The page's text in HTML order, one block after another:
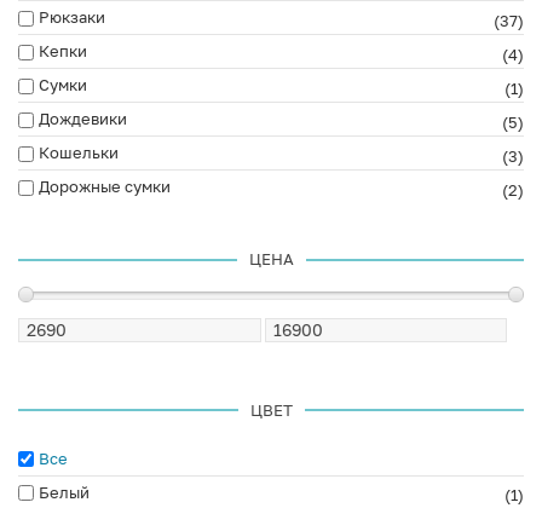
Рюкзаки
(37)
Кепки
(4)
Сумки
(1)
Дождевики
(5)
Кошельки
(3)
Дорожные сумки
(2)
ЦЕНА
ЦВЕТ
Все
Белый
(1)